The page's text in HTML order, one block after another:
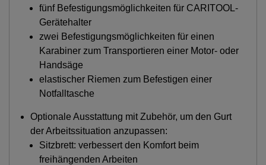
fünf Befestigungsmöglichkeiten für CARITOOL-
Gerätehalter
zwei Befestigungsmöglichkeiten für einen
Karabiner zum Transportieren einer Motor- oder
Handsäge
elastischer Riemen zum Befestigen einer
Notfalltasche
Optionale Ausstattung mit Zubehör, um den Gurt
der Arbeitssituation anzupassen:
Sitzbrett: verbessert den Komfort beim
freihängenden Arbeiten